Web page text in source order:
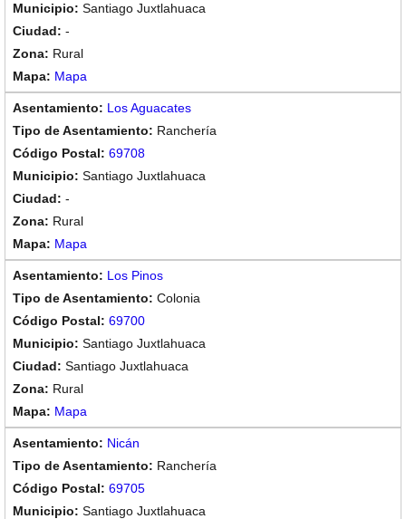
Santiago Juxtlahuaca
-
Rural
Mapa
Los Aguacates
Ranchería
69708
Santiago Juxtlahuaca
-
Rural
Mapa
Los Pinos
Colonia
69700
Santiago Juxtlahuaca
Santiago Juxtlahuaca
Rural
Mapa
Nicán
Ranchería
69705
Santiago Juxtlahuaca